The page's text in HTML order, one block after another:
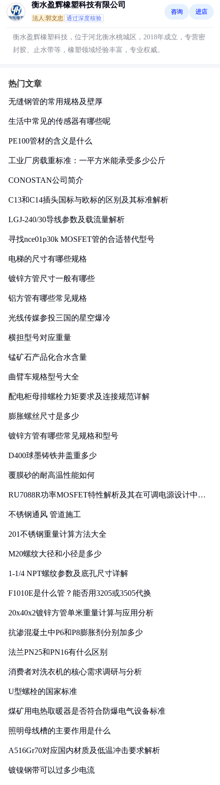
衡水盈辉橡塑科技有限公司
法人:郭文忠 通过深度核验
咨询 进店
衡水盈辉橡塑科技，位于河北衡水桃城区，2018年成立，专营密
封胶、止水带等，橡塑领域经验丰富，专业权威。
热门文章
无缝钢管的常用规格及壁厚
生活中常见的传感器有哪些呢
PE100管材的含义是什么
工业厂房载重标准：一平方米能承受多少公斤
CONOSTAN公司简介
C13和C14插头国标与欧标的区别及其标准解析
LGJ-240/30导线参数及载流量解析
寻找nce01p30k MOSFET管的合适替代型号
电梯的尺寸有哪些规格
镀锌方管尺寸一般有哪些
铝方管有哪些常见规格
光线传媒参投三国的星空爆冷
横担型号对应重量
锰矿石产品化合水含量
曲臂车规格型号大全
配电柜母排螺栓力矩要求及连接规范详解
膨胀螺丝尺寸是多少
镀锌方管有哪些常见规格和型号
D400球墨铸铁井盖重多少
覆膜砂的耐高温性能如何
RU7088R功率MOSFET特性解析及其在可调电源设计中的
不锈钢通风 管道施工
201不锈钢重量计算方法大全
M20螺纹大径和小径是多少
1-1/4 NPT螺纹参数及底孔尺寸详解
F1010E是什么管？能否用3205或3505代换
20x40x2镀锌方管单米重量计算与应用分析
抗渗混凝土中P6和P8膨胀剂分别加多少
法兰PN25和PN16有什么区别
消费者对洗衣机的核心需求调研与分析
U型螺栓的国家标准
煤矿用电热取暖器是否符合防爆电气设备标准
照明母线槽的主要作用是什么
A516Gr70对应国内材质及低温冲击要求解析
镀镍钢带可以过多少电流